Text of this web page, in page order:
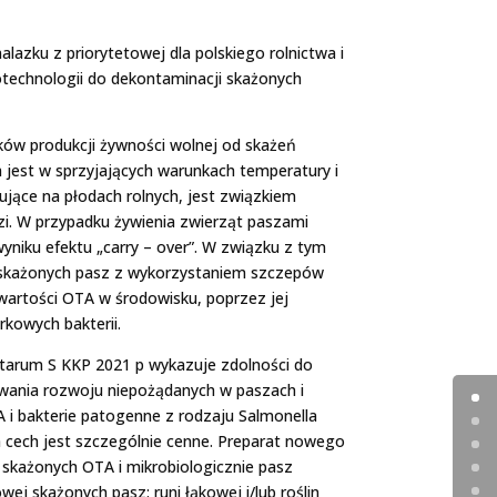
z priorytetowej dla polskiego rolnictwa i
do dekontaminacji skażonych
produkcji żywności wolnej od skażeń
w sprzyjających warunkach temperatury i
na płodach rolnych, jest związkiem
W przypadku żywienia zwierząt paszami
efektu „carry – over”. W związku z tym
pasz z wykorzystaniem szczepów
OTA w środowisku, poprzez jej
bakterii.
S KKP 2021 p wykazuje zdolności do
rozwoju niepożądanych w paszach i
bakterie patogenne z rodzaju Salmonella
jest szczególnie cenne. Preparat nowego
OTA i mikrobiologicznie pasz
skażonych pasz: runi łąkowej i/lub roślin